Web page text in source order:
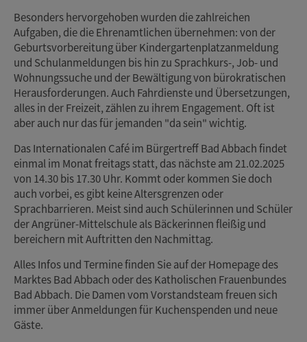
Besonders hervorgehoben wurden die zahlreichen
Aufgaben, die die Ehrenamtlichen übernehmen: von der
Geburtsvorbereitung über Kindergartenplatzanmeldung
und Schulanmeldungen bis hin zu Sprachkurs-, Job- und
Wohnungssuche und der Bewältigung von bürokratischen
Herausforderungen. Auch Fahrdienste und Übersetzungen,
alles in der Freizeit, zählen zu ihrem Engagement. Oft ist
aber auch nur das für jemanden "da sein" wichtig.
Das Internationalen Café im Bürgertreff Bad Abbach findet
einmal im Monat freitags statt, das nächste am 21.02.2025
von 14.30 bis 17.30 Uhr. Kommt oder kommen Sie doch
auch vorbei, es gibt keine Altersgrenzen oder
Sprachbarrieren. Meist sind auch Schülerinnen und Schüler
der Angrüner-Mittelschule als Bäckerinnen fleißig und
bereichern mit Auftritten den Nachmittag.
Alles Infos und Termine finden Sie auf der Homepage des
Marktes Bad Abbach oder des Katholischen Frauenbundes
Bad Abbach. Die Damen vom Vorstandsteam freuen sich
immer über Anmeldungen für Kuchenspenden und neue
Gäste.